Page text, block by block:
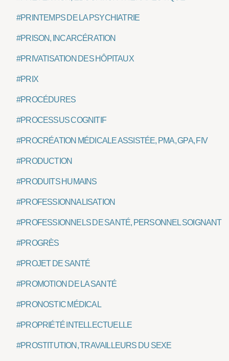
#PRINTEMPS DE LA PSYCHIATRIE
#PRISON, INCARCÉRATION
#PRIVATISATION DES HÔPITAUX
#PRIX
#PROCÉDURES
#PROCESSUS COGNITIF
#PROCRÉATION MÉDICALE ASSISTÉE, PMA, GPA, FIV
#PRODUCTION
#PRODUITS HUMAINS
#PROFESSIONNALISATION
#PROFESSIONNELS DE SANTÉ, PERSONNEL SOIGNANT
#PROGRÈS
#PROJET DE SANTÉ
#PROMOTION DE LA SANTÉ
#PRONOSTIC MÉDICAL
#PROPRIÉTÉ INTELLECTUELLE
#PROSTITUTION, TRAVAILLEURS DU SEXE